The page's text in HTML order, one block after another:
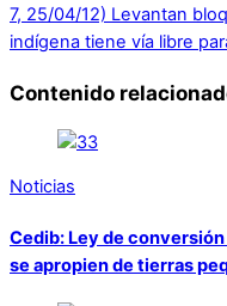
7, 25/04/12) Levantan
indígena tiene vía libre
Contenido
Noticias
Cedib: Ley de
se apropien de tierras